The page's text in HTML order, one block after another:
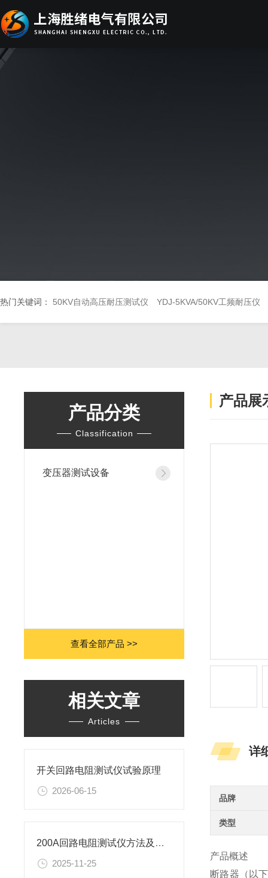
热门关键词： 50KV自动高压耐压测试仪 YDJ-5KVA/50KV工频耐压仪
产品分类
Classification
变压器测试设备
查看全部产品 >>
相关文章
Articles
开关回路电阻测试仪试验原理
2026-06-15
200A回路电阻测试仪方法及规程
2025-11-25
产品展
详
品牌
类型
产品概述
断路器（以